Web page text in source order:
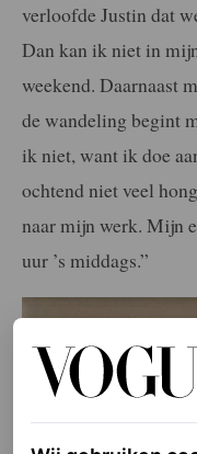
verloofde Justin dat
Dan kan ik niet in
weekend. Daarnaast
de wandeling begint
ik niet, want ik doe
ochtend niet veel
naar mijn werk. Mijn
uur ’s middags.”